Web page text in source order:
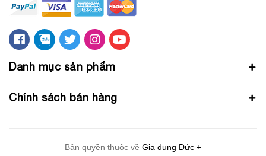
Danh mục sản phẩm
Chính sách bán hàng
Bản quyền thuộc về Gia dụng Đức +